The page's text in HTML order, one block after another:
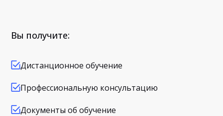
Вы получите:
Дистанционное обучение
Профессиональную консультацию
Документы об обучение